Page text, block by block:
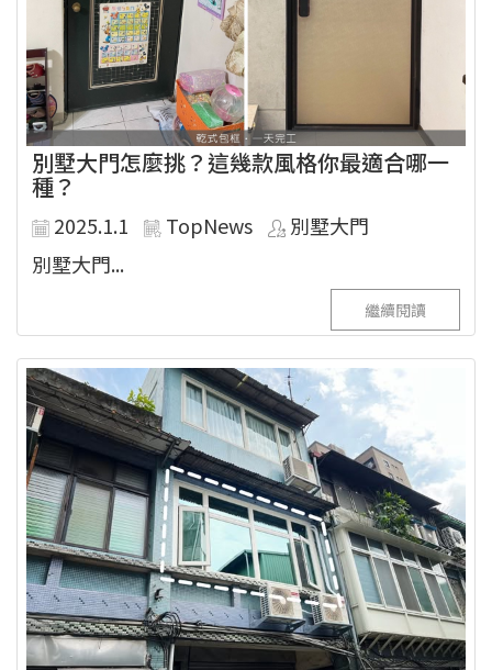
別墅大門怎麼挑？這幾款風格你最適合哪一
種？
2025.1.1 TopNews
別墅大門
別墅大門...
繼續閱讀